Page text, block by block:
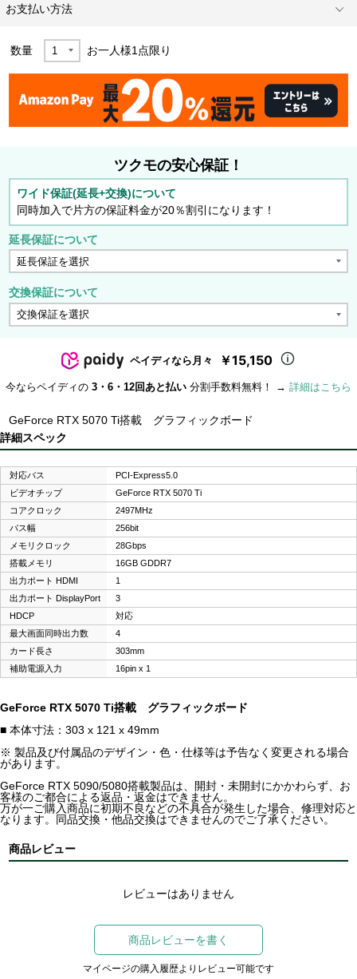
お支払い方法
数量 お一人様1点限り
ツクモの安心保証！
ワイド保証(延長+交換)について
同時加入で片方の保証料金が20％割引になります！
延長保証について
交換保証について
ペイディなら月々 ￥15,150
今ならペイディの 3・6・12回あと払い 分割手数料無料！ → 詳細はこちら
GeForce RTX 5070 Ti搭載 グラフィックボード
詳細スペック
対応バス
PCI-Express5.0
ビデオチップ
GeForce RTX 5070 Ti
コアクロック
2497MHz
バス幅
256bit
メモリクロック
28Gbps
搭載メモリ
16GB GDDR7
出力ポート HDMI
1
出力ポート DisplayPort
3
HDCP
対応
最大画面同時出力数
4
カード長さ
303mm
補助電源入力
16pin x 1
GeForce RTX 5070 Ti搭載 グラフィックボード
■ 本体寸法：303 x 121 x 49mm
※ 製品及び付属品のデザイン・色・仕様等は予告なく変更される場合
があります。
GeForce RTX 5090/5080搭載製品は、開封・未開封にかかわらず、お
客様のご都合による返品・返金はできません。
万が一ご購入商品に初期不良などの不具合が発生した場合、修理対応と
なります。同品交換・他品交換はできませんのでご了承ください。
商品レビュー
レビューはありません
商品レビューを書く
マイページの購入履歴よりレビュー可能です